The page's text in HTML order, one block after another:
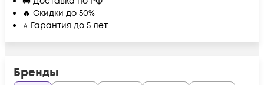
🔥 Скидки до 50%
⭐ Гарантия до 5 лет
Бренды